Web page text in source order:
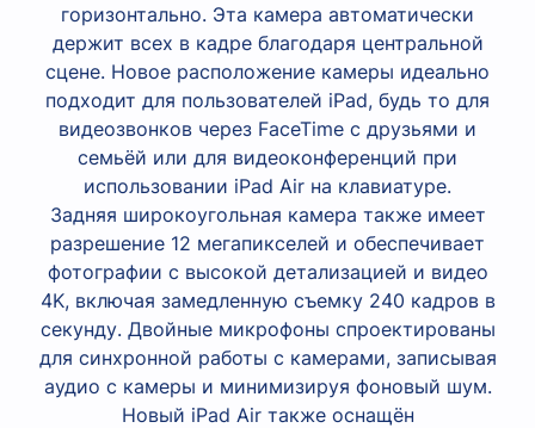
горизонтально. Эта камера автоматически
держит всех в кадре благодаря центральной
сцене. Новое расположение камеры идеально
подходит для пользователей iPad, будь то для
видеозвонков через FaceTime с друзьями и
семьёй или для видеоконференций при
использовании iPad Air на клавиатуре.
Задняя широкоугольная камера также имеет
разрешение 12 мегапикселей и обеспечивает
фотографии с высокой детализацией и видео
4K, включая замедленную съемку 240 кадров в
секунду. Двойные микрофоны спроектированы
для синхронной работы с камерами, записывая
аудио с камеры и минимизируя фоновый шум.
Новый iPad Air также оснащён